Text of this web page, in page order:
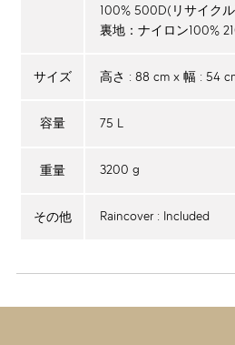
100% 500D(リサイク
裏地：ナイロン100%
サイズ 高さ : 88 cm x 幅 : 54
容量 75 L
重量 3200 g
その他 Raincover : Included